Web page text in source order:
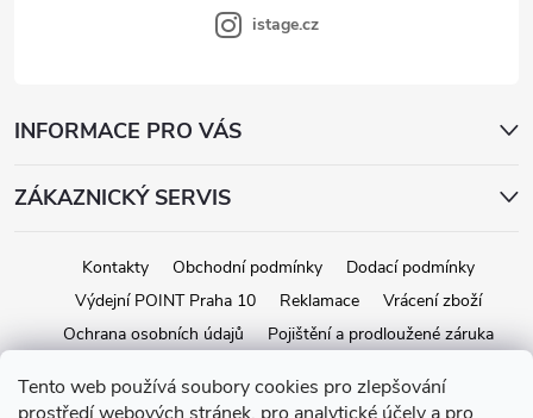
Tento web používá soubory cookies pro zlepšování
istage.cz
INFORMACE PRO VÁS
ZÁKAZNICKÝ SERVIS
Kontakty Obchodní podmínky
Dodací podmínky
Výdejní POINT Praha 10
Reklamace
Vrácení zboží
Ochrana osobních údajů
Pojištění a prodloužené záruka